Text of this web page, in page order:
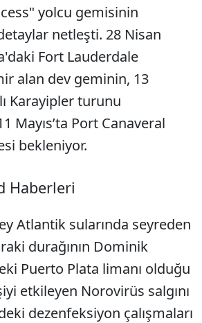
yolcu gemisinin
netleşti. 28 Nisan
Fort Lauderdale
alan dev geminin, 13
Karayipler turunu
Mayıs’ta Port Canaveral
bekleniyor.
Haberleri
Sesi Aç
Atlantik sularında seyreden
durağının Dominik
Puerto Plata limanı olduğu
etkileyen Norovirüs salgını
dezenfeksiyon çalışmaları